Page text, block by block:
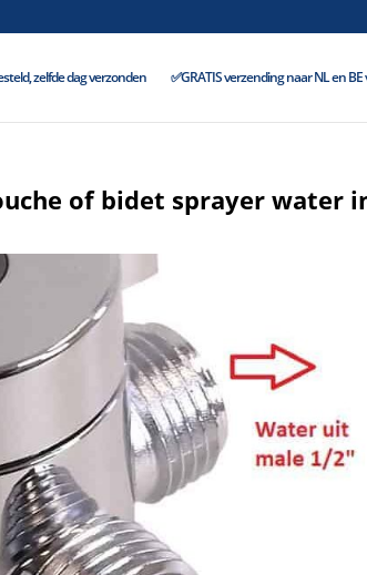
zelfde dag verzonden ✅GRATIS verzending naar NL en BE
of bidet sprayer water